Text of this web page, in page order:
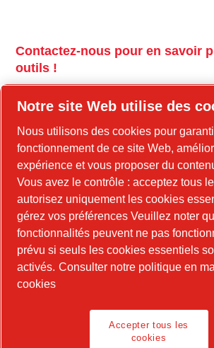
Contactez-nous pour en savoir
outils !
Contactez-nous pour en savoir
équipements de construction et
mobile !
power-technique.com/fr
LinkedIn
YouTube
Notre site Web utilise des
Nous utilisons des cookies pour
fonctionnement de ce site Web,
expérience et vous proposer du
Vous avez le contrôle : acceptez tous
autorisez uniquement les cookies
gérez vos préférences Veuillez noter
fonctionnalités peuvent ne pas
prévu si seuls les cookies essentiels
activés. Consulter notre politique en
cookies
Accepter tous les
cookies